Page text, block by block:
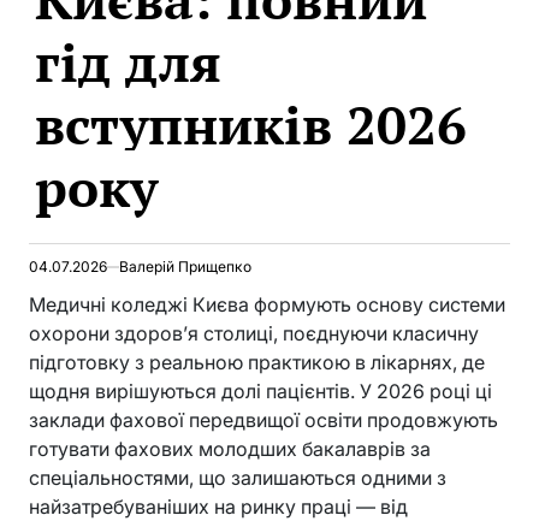
гід для
вступників 2026
року
04.07.2026 Валерій Прищепко
Медичні коледжі Києва формують основу системи
охорони здоров’я столиці, поєднуючи класичну
підготовку з реальною практикою в лікарнях, де
щодня вирішуються долі пацієнтів. У 2026 році ці
заклади фахової передвищої освіти продовжують
готувати фахових молодших бакалаврів за
спеціальностями, що залишаються одними з
найзатребуваніших на ринку праці — від